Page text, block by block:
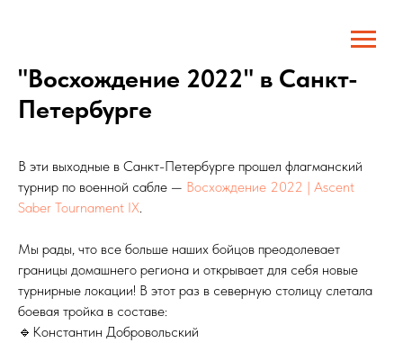
"Восхождение 2022" в Санкт-
Петербурге
В эти выходные в Санкт-Петербурге прошел флагманский
турнир по военной сабле — Восхождение 2022 | Ascent
Saber Tournament IX.
Мы рады, что все больше наших бойцов преодолевает
границы домашнего региона и открывает для себя новые
турнирные локации! В этот раз в северную столицу слетала
боевая тройка в составе:
🔹Константин Добровольский